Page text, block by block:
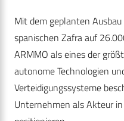
Mit dem geplanten
spanischen Zafra auf
ARMMO als eines der
autonome Technologien
Verteidigungssysteme
Unternehmen als Akteur